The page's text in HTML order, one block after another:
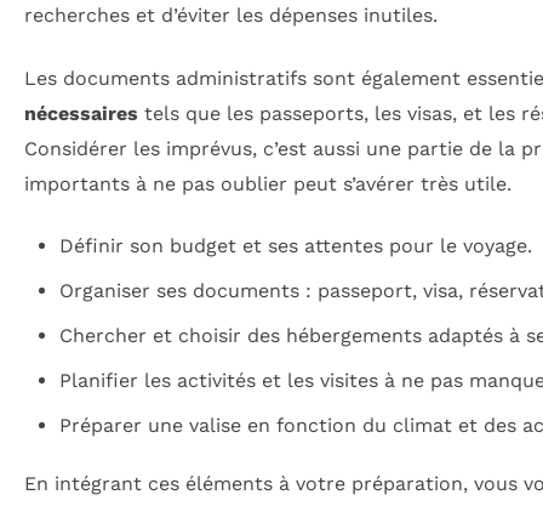
recherches et d’éviter les dépenses inutiles.
Les documents administratifs sont également
nécessaires tels que les passeports, les visas, et les
Considérer les imprévus, c’est aussi une partie de la
importants à ne pas oublier peut s’avérer très utile.
Définir son budget et ses attentes pour le voyage.
Organiser ses documents : passeport, visa,
Chercher et choisir des hébergements adaptés à
Planifier les activités et les visites à ne pas
Préparer une valise en fonction du climat et des
En intégrant ces éléments à votre préparation, vous